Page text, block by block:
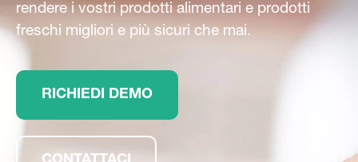
rendere i vostri prodotti alimentari e prodotti
freschi migliori e più sicuri che mai.
RICHIEDI DEMO